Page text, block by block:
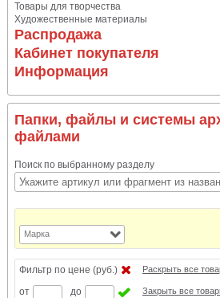
Товары для творчества
Художественные материалы
Распродажа
Кабинет покупателя
Информация
Папки, файлы и системы
файлами
Поиск по выбранному разделу
Марка
Фильтр по цене (руб.)
от
до
Раскрыть все
Закрыть все